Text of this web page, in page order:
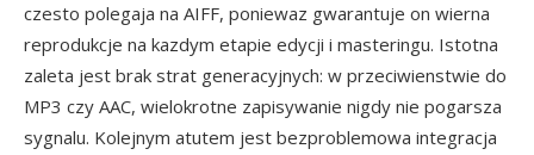
czesto polegaja na AIFF, poniewaz gwarantuje on wierna
reprodukcje na kazdym etapie edycji i masteringu. Istotna
zaleta jest brak strat generacyjnych: w przeciwienstwie do
MP3 czy AAC, wielokrotne zapisywanie nigdy nie pogarsza
sygnalu. Kolejnym atutem jest bezproblemowa integracja